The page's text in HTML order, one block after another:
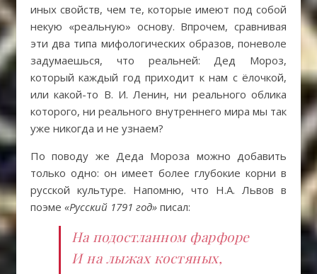
иных свойств, чем те, которые имеют под собой
некую «реальную» основу. Впрочем, сравнивая
эти два типа мифологических образов, поневоле
задумаешься, что реальней: Дед Мороз,
который каждый год приходит к нам с ёлочкой,
или какой-то В. И. Ленин, ни реального облика
которого, ни реального внутреннего мира мы так
уже никогда и не узнаем?
По поводу же Деда Мороза можно добавить
только одно: он имеет более глубокие корни в
русской культуре. Напомню, что Н.А. Львов в
поэме «Русский 1791 год» писал:
На подостланном фарфоре
И на лыжах костяных,